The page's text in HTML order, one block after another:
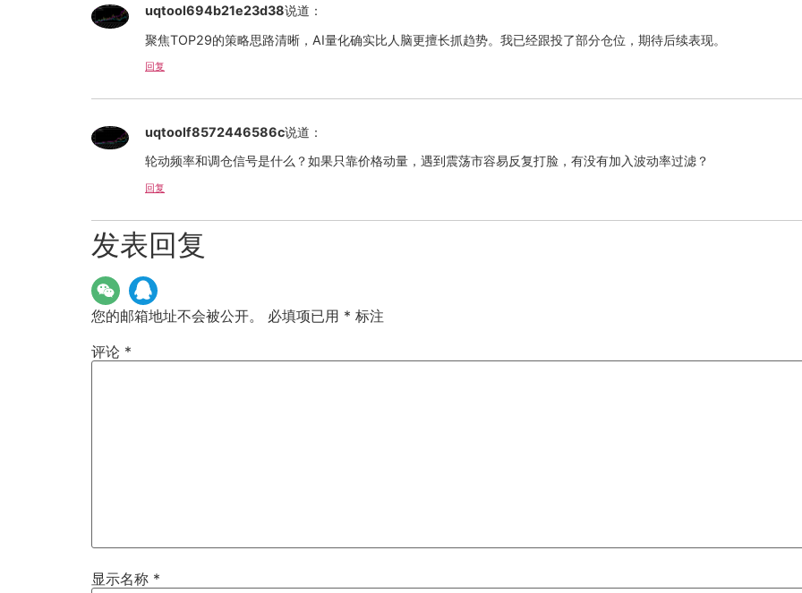
uqtool694b21e23d38说道：
聚焦TOP29的策略思路清晰，AI量化确实比人脑更擅长抓趋势。我已经跟投了部分仓位，期待后续表现。
回复
uqtoolf8572446586c说道：
轮动频率和调仓信号是什么？如果只靠价格动量，遇到震荡市容易反复打脸，有没有加入波动率过滤？
回复
发表回复
您的邮箱地址不会被公开。 必填项已用 * 标注
评论 *
显示名称 *